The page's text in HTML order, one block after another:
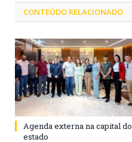
CONTEÚDO RELACIONADO
Agenda externa na capital do
estado